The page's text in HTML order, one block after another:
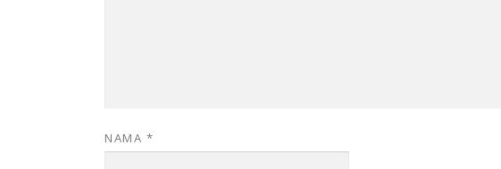
NAMA *